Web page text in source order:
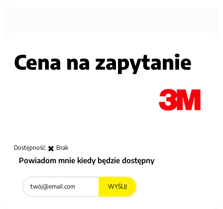
Cena na zapytanie
Dostępność: Brak
Powiadom mnie kiedy będzie dostępny
WYŚLIJ